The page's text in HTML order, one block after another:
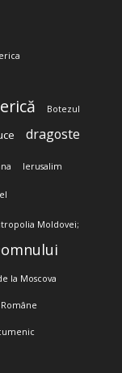
Botezul
dragoste
Ierusalim
Moldovei;
la Moscova